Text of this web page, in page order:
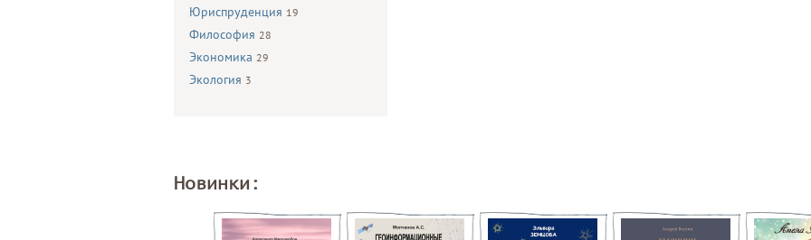
Юриспруденция 19
Философия 28
Экономика 29
Экология 3
Новинки: